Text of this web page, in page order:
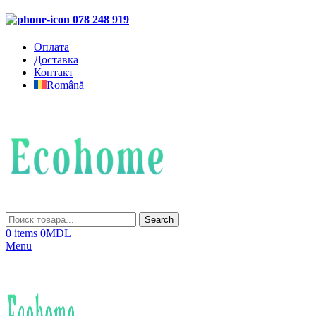
078 248 919
Оплата
Доставка
Контакт
Română
Search
0 items 0MDL
Menu